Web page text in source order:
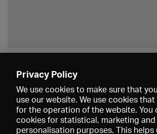
Privacy Policy
We use cookies to make sure that
use our website. We use cookies
for the operation of the website. You
cookies for statistical, marketing and
personalisation purposes. This